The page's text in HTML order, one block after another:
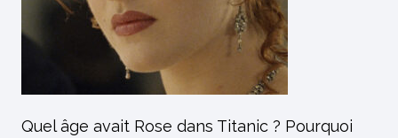
Quel âge avait Rose dans Titanic ? Pourquoi